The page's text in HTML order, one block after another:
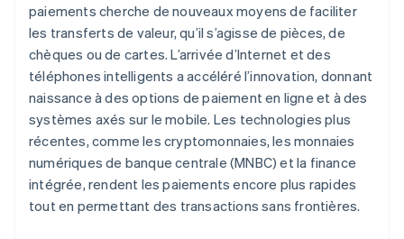
paiements cherche de nouveaux moyens de faciliter
les transferts de valeur, qu’il s’agisse de pièces, de
chèques ou de cartes. L’arrivée d’Internet et des
téléphones intelligents a accéléré l’innovation, donnant
naissance à des options de paiement en ligne et à des
systèmes axés sur le mobile. Les technologies plus
récentes, comme les cryptomonnaies, les monnaies
numériques de banque centrale (MNBC) et la finance
intégrée, rendent les paiements encore plus rapides
tout en permettant des transactions sans frontières.